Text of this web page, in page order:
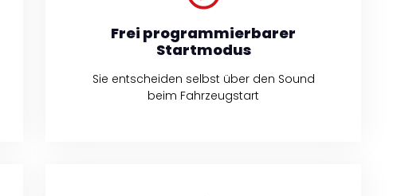
Frei programmierbarer
Startmodus
Sie entscheiden selbst über den Sound
beim Fahrzeugstart